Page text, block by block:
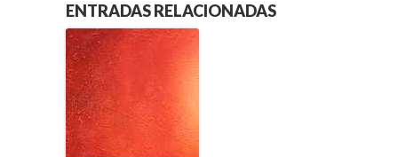
ENTRADAS RELACIONADAS